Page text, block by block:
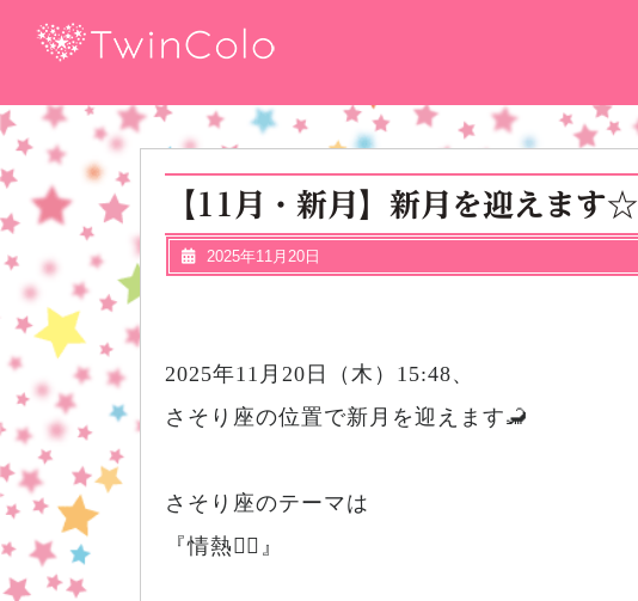
【11月・新月】新月を迎えます☆
2025年11月20日
2025年11月20日（木）15:48、
さそり座の位置で新月を迎えます🦂
さそり座のテーマは
『情熱❤️‍🔥』